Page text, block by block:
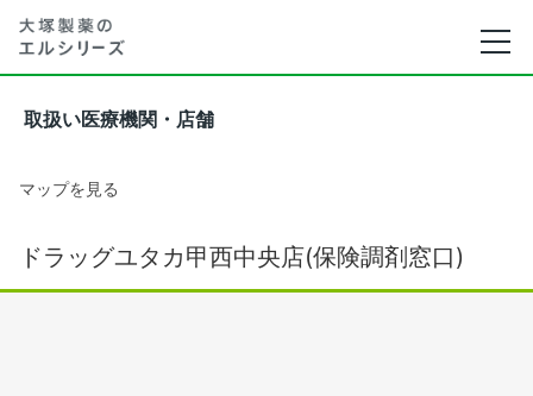
取扱い医療機関・店舗
マップを見る
ドラッグユタカ甲西中央店(保険調剤窓口)